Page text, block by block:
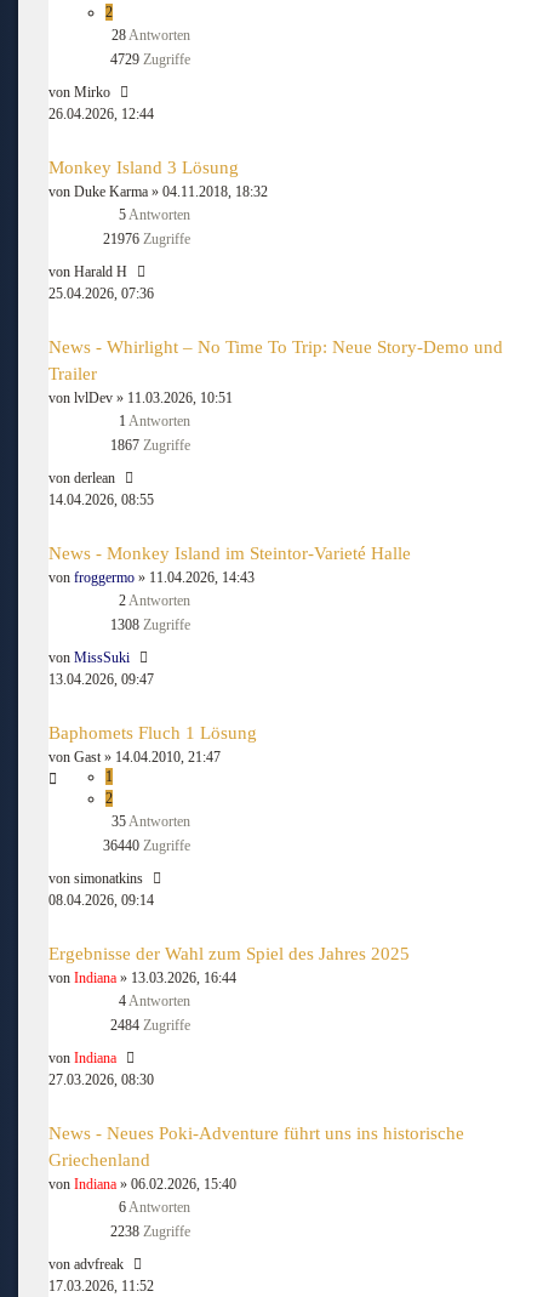
2
28Antworten
4729 Zugriffe
von Mirko
26.04.2026, 12:44
Monkey Island 3 Lösung
von Duke Karma » 04.11.2018, 18:32
5Antworten
21976 Zugriffe
von Harald H
25.04.2026, 07:36
News - Whirlight – No Time To Trip: Neue Story-Demo und
Trailer
von lvlDev » 11.03.2026, 10:51
1 Antworten
1867 Zugriffe
von derlean
14.04.2026, 08:55
News - Monkey Island im Steintor-Varieté Halle
von froggermo » 11.04.2026, 14:43
2Antworten
1308 Zugriffe
von MissSuki
13.04.2026, 09:47
Baphomets Fluch 1 Lösung
von Gast» 14.04.2010, 21:47
1
2
35Antworten
36440 Zugriffe
von simonatkins
08.04.2026, 09:14
Ergebnisse der Wahl zum Spiel des Jahres 2025
von Indiana » 13.03.2026, 16:44
4Antworten
2484 Zugriffe
von Indiana
27.03.2026, 08:30
News - Neues Poki-Adventure führt uns ins historische
Griechenland
von Indiana » 06.02.2026, 15:40
6Antworten
2238 Zugriffe
von advfreak
17.03.2026, 11:52